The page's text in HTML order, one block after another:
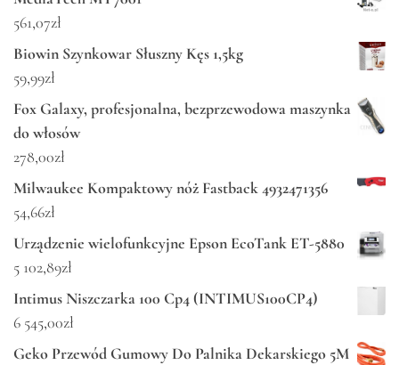
561,07zł
Biowin Szynkowar Słuszny Kęs 1,5kg
59,99zł
Fox Galaxy, profesjonalna, bezprzewodowa maszynka
do włosów
278,00zł
Milwaukee Kompaktowy nóż Fastback 4932471356
54,66zł
Urządzenie wielofunkcyjne Epson EcoTank ET-5880
5 102,89zł
Intimus Niszczarka 100 Cp4 (INTIMUS100CP4)
6 545,00zł
Geko Przewód Gumowy Do Palnika Dekarskiego 5M